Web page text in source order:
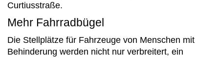
Curtiusstraße.
Mehr Fahrradbügel
Die Stellplätze für Fahrzeuge von Menschen mit
Behinderung werden nicht nur verbreitert, ein